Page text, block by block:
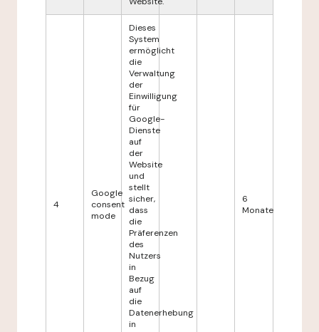
4
Google
consent
mode
Dieses
System
ermöglicht
die
Verwaltung
der
Einwilligung
für
Google-
Dienste
auf
der
Website
und
stellt
sicher,
dass
die
Präferenzen
des
Nutzers
in
Bezug
auf
die
Datenerhebung
in
6
Monate